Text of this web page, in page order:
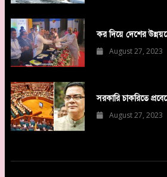
কর দিয়ে দেশের
August 27, 2023
সরকারি চাকরিতে
August 27, 2023